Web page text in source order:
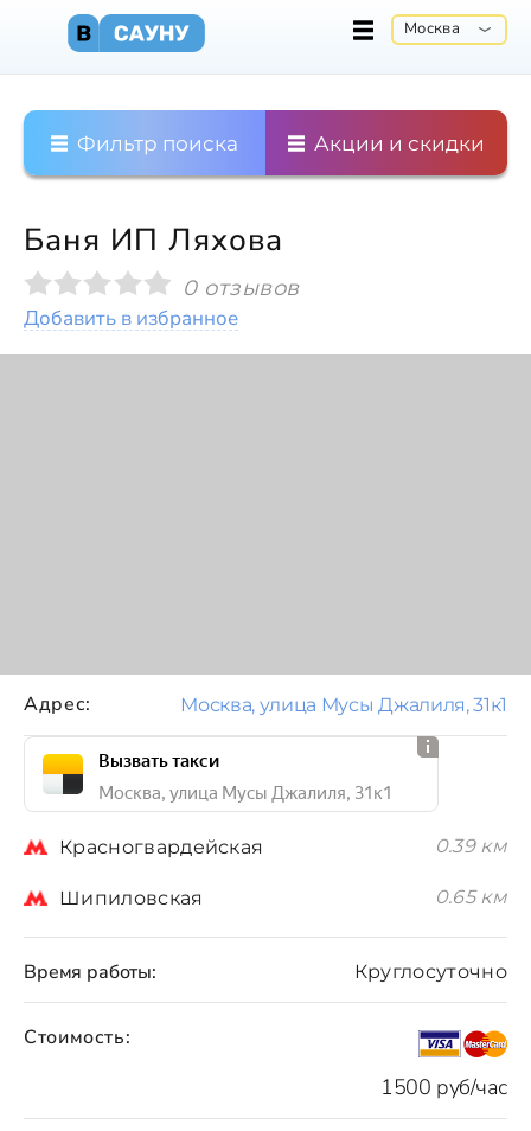
Москва
Фильтр поиска Акции и скидки
Баня ИП Ляхова
0 отзывов
Добавить в избранное
Стоимость:
1500 руб/час
Время работы: Круглосуточно
Адрес: Москва, улица Мусы Джалиля, 31к1
Вызвать такси
Москва, улица Мусы Джалиля, 31к1
Красногвардейская 0.39 км
Шипиловская 0.65 км